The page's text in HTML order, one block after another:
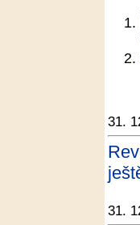
31.
31.